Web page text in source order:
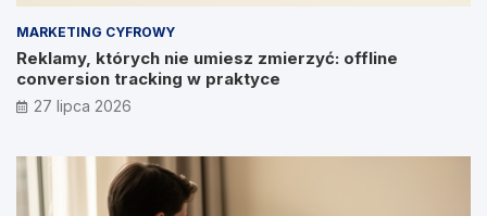
MARKETING CYFROWY
Reklamy, których nie umiesz zmierzyć: offline
conversion tracking w praktyce
27 lipca 2026